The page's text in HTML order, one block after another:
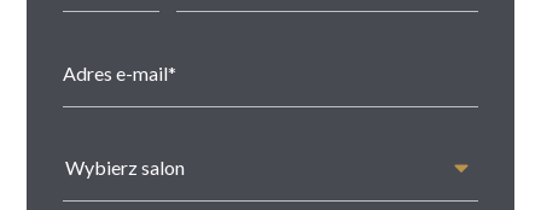
Wybierz salon